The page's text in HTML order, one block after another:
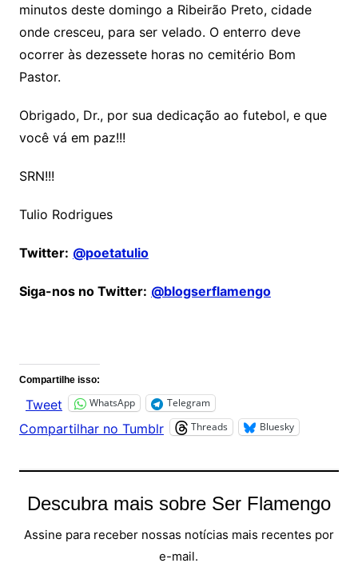
minutos deste domingo a Ribeirão Preto, cidade
onde cresceu, para ser velado. O enterro deve
ocorrer às dezessete horas no cemitério Bom
Pastor.
Obrigado, Dr., por sua dedicação ao futebol, e que
você vá em paz!!!
SRN!!!
Tulio Rodrigues
Twitter: @poetatulio
Siga-nos no Twitter: @blogserflamengo
Compartilhe isso:
Tweet WhatsApp Telegram
Compartilhar no Tumblr Threads Bluesky
Descubra mais sobre Ser Flamengo
Assine para receber nossas notícias mais recentes por
e-mail.